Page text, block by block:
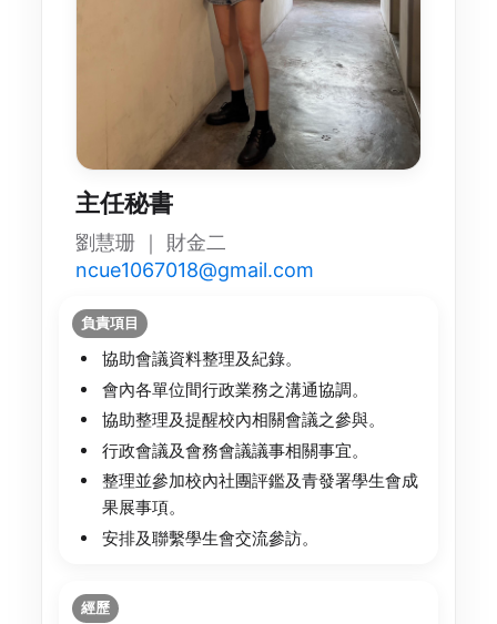
主任秘書
劉慧珊 ｜ 財金二
ncue1067018@gmail.com
負責項目
協助會議資料整理及紀錄。
會內各單位間行政業務之溝通協調。
協助整理及提醒校內相關會議之參與。
行政會議及會務會議議事相關事宜。
整理並參加校內社團評鑑及青發署學生會成
果展事項。
安排及聯繫學生會交流參訪。
經歷